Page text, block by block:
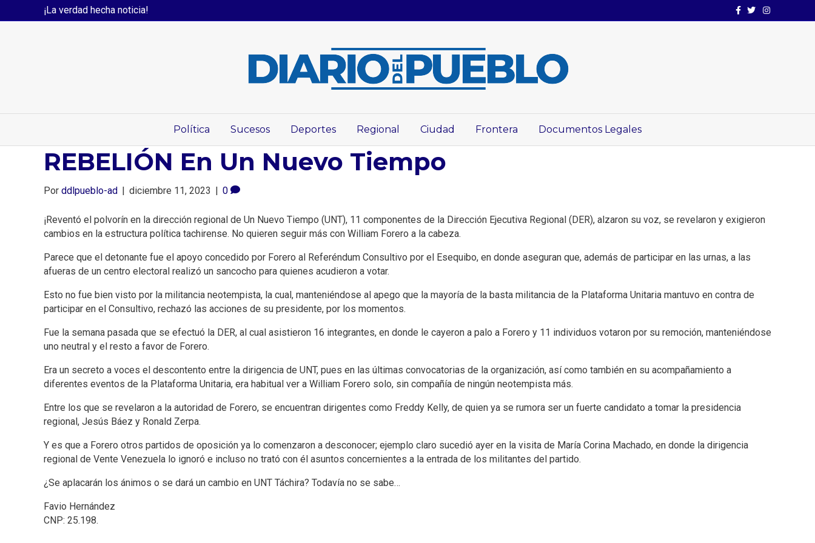
¡La verdad hecha noticia! Facebook
TwitterInstagram
Política Sucesos Deportes Regional Ciudad Frontera Documentos Legales
REBELIÓN En Un Nuevo Tiempo
Por ddlpueblo-ad diciembre 11, 2023 0
¡Reventó el polvorín en la dirección regional de Un Nuevo Tiempo (UNT), 11 componentes de la Dirección Ejecutiva Regional (DER), alzaron su voz, se revelaron y exigieron
cambios en la estructura política tachirense. No quieren seguir más con William Forero a la cabeza.
Parece que el detonante fue el apoyo concedido por Forero al Referéndum Consultivo por el Esequibo, en donde aseguran que, además de participar en las urnas, a las
afueras de un centro electoral realizó un sancocho para quienes acudieron a votar.
Esto no fue bien visto por la militancia neotempista, la cual, manteniéndose al apego que la mayoría de la basta militancia de la Plataforma Unitaria mantuvo en contra de
participar en el Consultivo, rechazó las acciones de su presidente, por los momentos.
Fue la semana pasada que se efectuó la DER, al cual asistieron 16 integrantes, en donde le cayeron a palo a Forero y 11 individuos votaron por su remoción, manteniéndose
uno neutral y el resto a favor de Forero.
Era un secreto a voces el descontento entre la dirigencia de UNT, pues en las últimas convocatorias de la organización, así como también en su acompañamiento a
diferentes eventos de la Plataforma Unitaria, era habitual ver a William Forero solo, sin compañía de ningún neotempista más.
Entre los que se revelaron a la autoridad de Forero, se encuentran dirigentes como Freddy Kelly, de quien ya se rumora ser un fuerte candidato a tomar la presidencia
regional, Jesús Báez y Ronald Zerpa.
Y es que a Forero otros partidos de oposición ya lo comenzaron a desconocer; ejemplo claro sucedió ayer en la visita de María Corina Machado, en donde la dirigencia
regional de Vente Venezuela lo ignoró e incluso no trató con él asuntos concernientes a la entrada de los militantes del partido.
¿Se aplacarán los ánimos o se dará un cambio en UNT Táchira? Todavía no se sabe…
Favio Hernández
CNP: 25.198.